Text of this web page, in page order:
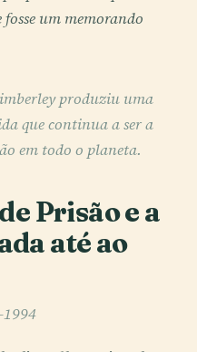
um memorando
produziu uma
que continua a ser a
em todo o planeta.
Prisão e a
até ao